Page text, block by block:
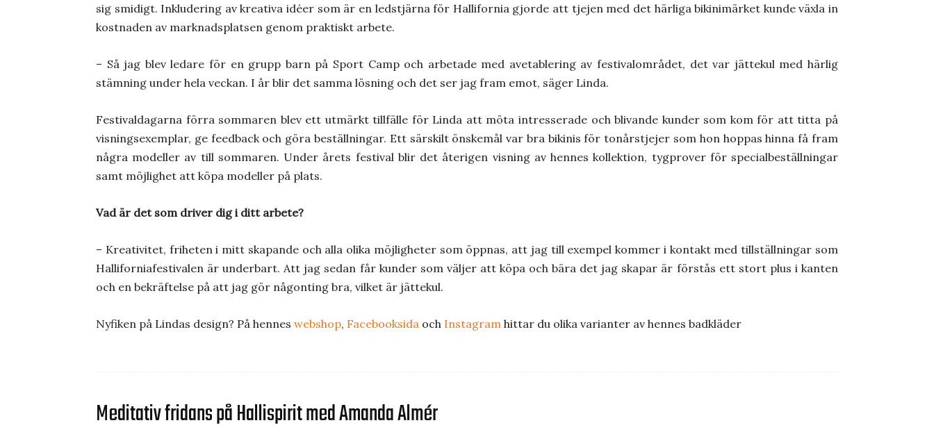
sig smidigt. Inkludering av kreativa idéer som är en ledstjärna för Hallifornia gjorde att tjejen med det härliga bikinimärket kunde växla in
kostnaden av marknadsplatsen genom praktiskt arbete.
– Så jag blev ledare för en grupp barn på Sport Camp och arbetade med avetablering av festivalområdet, det var jättekul med härlig
stämning under hela veckan. I år blir det samma lösning och det ser jag fram emot, säger Linda.
Festivaldagarna förra sommaren blev ett utmärkt tillfälle för Linda att möta intresserade och blivande kunder som kom för att titta på
visningsexemplar, ge feedback och göra beställningar. Ett särskilt önskemål var bra bikinis för tonårstjejer som hon hoppas hinna få fram
några modeller av till sommaren. Under årets festival blir det återigen visning av hennes kollektion, tygprover för specialbeställningar
samt möjlighet att köpa modeller på plats.
Vad är det som driver dig i ditt arbete?
– Kreativitet, friheten i mitt skapande och alla olika möjligheter som öppnas, att jag till exempel kommer i kontakt med tillställningar som
Halliforniafestivalen är underbart. Att jag sedan får kunder som väljer att köpa och bära det jag skapar är förstås ett stort plus i kanten
och en bekräftelse på att jag gör någonting bra, vilket är jättekul.
Nyfiken på Lindas design? På hennes webshop, Facebooksida och Instagram hittar du olika varianter av hennes badkläder
Meditativ fridans på Hallispirit med Amanda Almér